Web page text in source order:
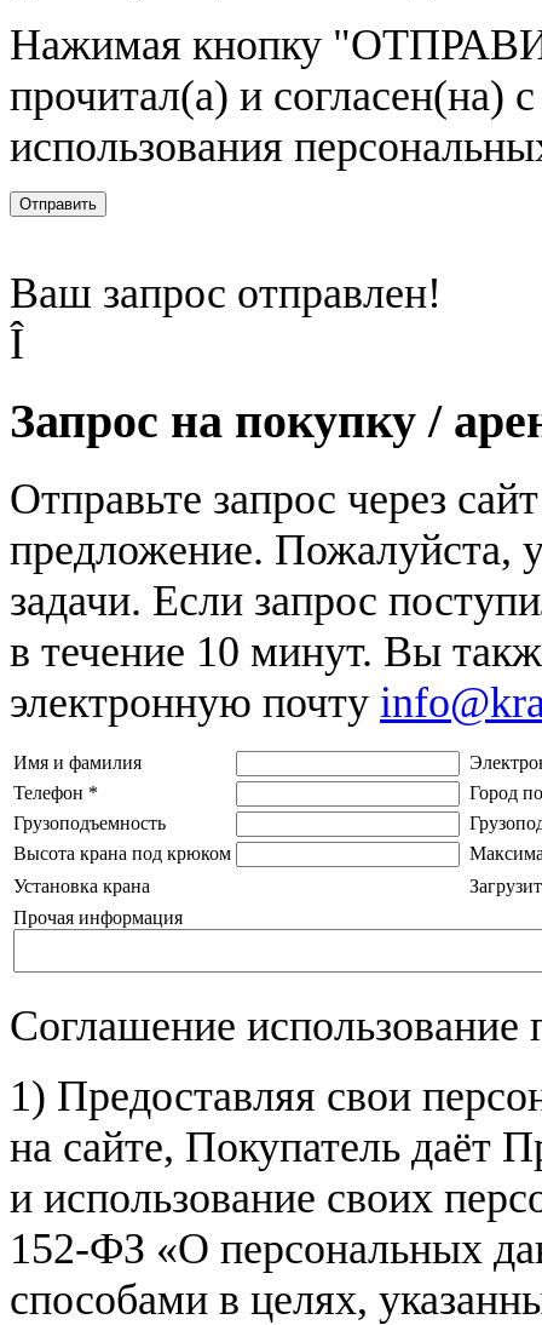
Нажимая кнопку
прочитал(а) и согласен(на)
использования
Отправить
Ваш запрос отправлен!
Î
Запрос на покупку /
Отправьте запрос через
предложение. Пожалуйста,
задачи. Если запрос
в течение 10 минут. Вы
электронную почту
Имя и фамилия
Телефон *
Город
Грузоподъемность
Высота крана под крюком
Установка крана
Прочая информация
Соглашение
1) Предоставляя свои
на сайте, Покупатель даёт
и использование своих
152-ФЗ «О персональных
способами в целях,